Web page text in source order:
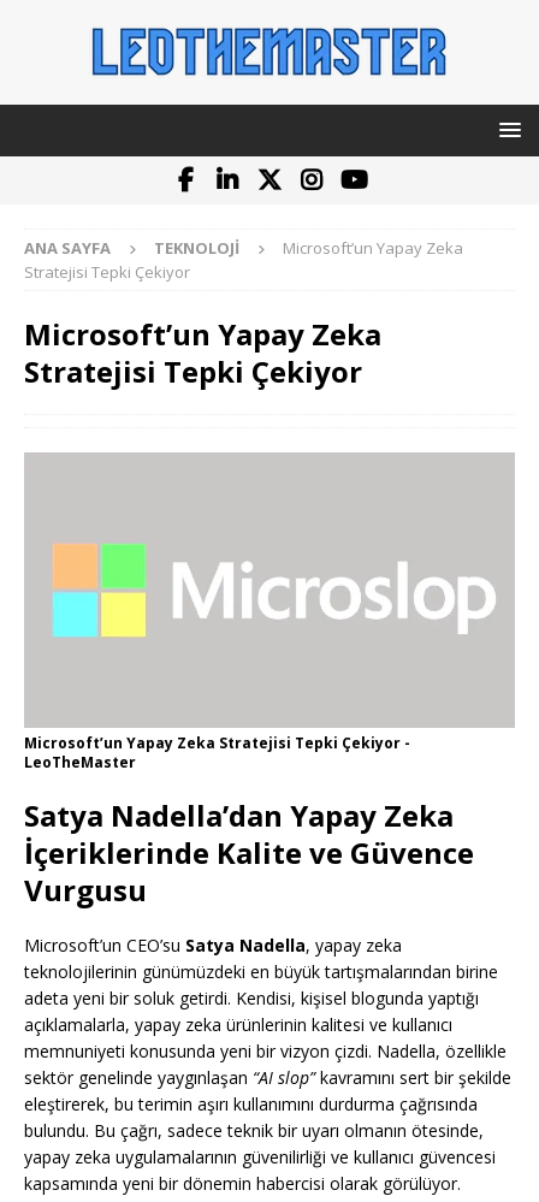
ANA SAYFA TEKNOLOJI
Microsoft’un Yapay Zeka
Stratejisi Tepki Çekiyor
Microsoft’un Yapay Zeka
Stratejisi Tepki Çekiyor
Microsoft’un Yapay Zeka Stratejisi Tepki Çekiyor -
LeoTheMaster
Satya Nadella’dan Yapay Zeka
İçeriklerinde Kalite ve Güvence
Vurgusu
Microsoft’un CEO’su Satya Nadella, yapay zeka
teknolojilerinin günümüzdeki en büyük tartışmalarından birine
adeta yeni bir soluk getirdi. Kendisi, kişisel blogunda yaptığı
açıklamalarla, yapay zeka ürünlerinin kalitesi ve kullanıcı
memnuniyeti konusunda yeni bir vizyon çizdi. Nadella, özellikle
sektör genelinde yaygınlaşan “AI slop”kavramını sert bir şekilde
eleştirerek, bu terimin aşırı kullanımını durdurma çağrısında
bulundu. Bu çağrı, sadece teknik bir uyarı olmanın ötesinde,
yapay zeka uygulamalarının güvenilirliği ve kullanıcı güvencesi
kapsamında yeni bir dönemin habercisi olarak görülüyor.